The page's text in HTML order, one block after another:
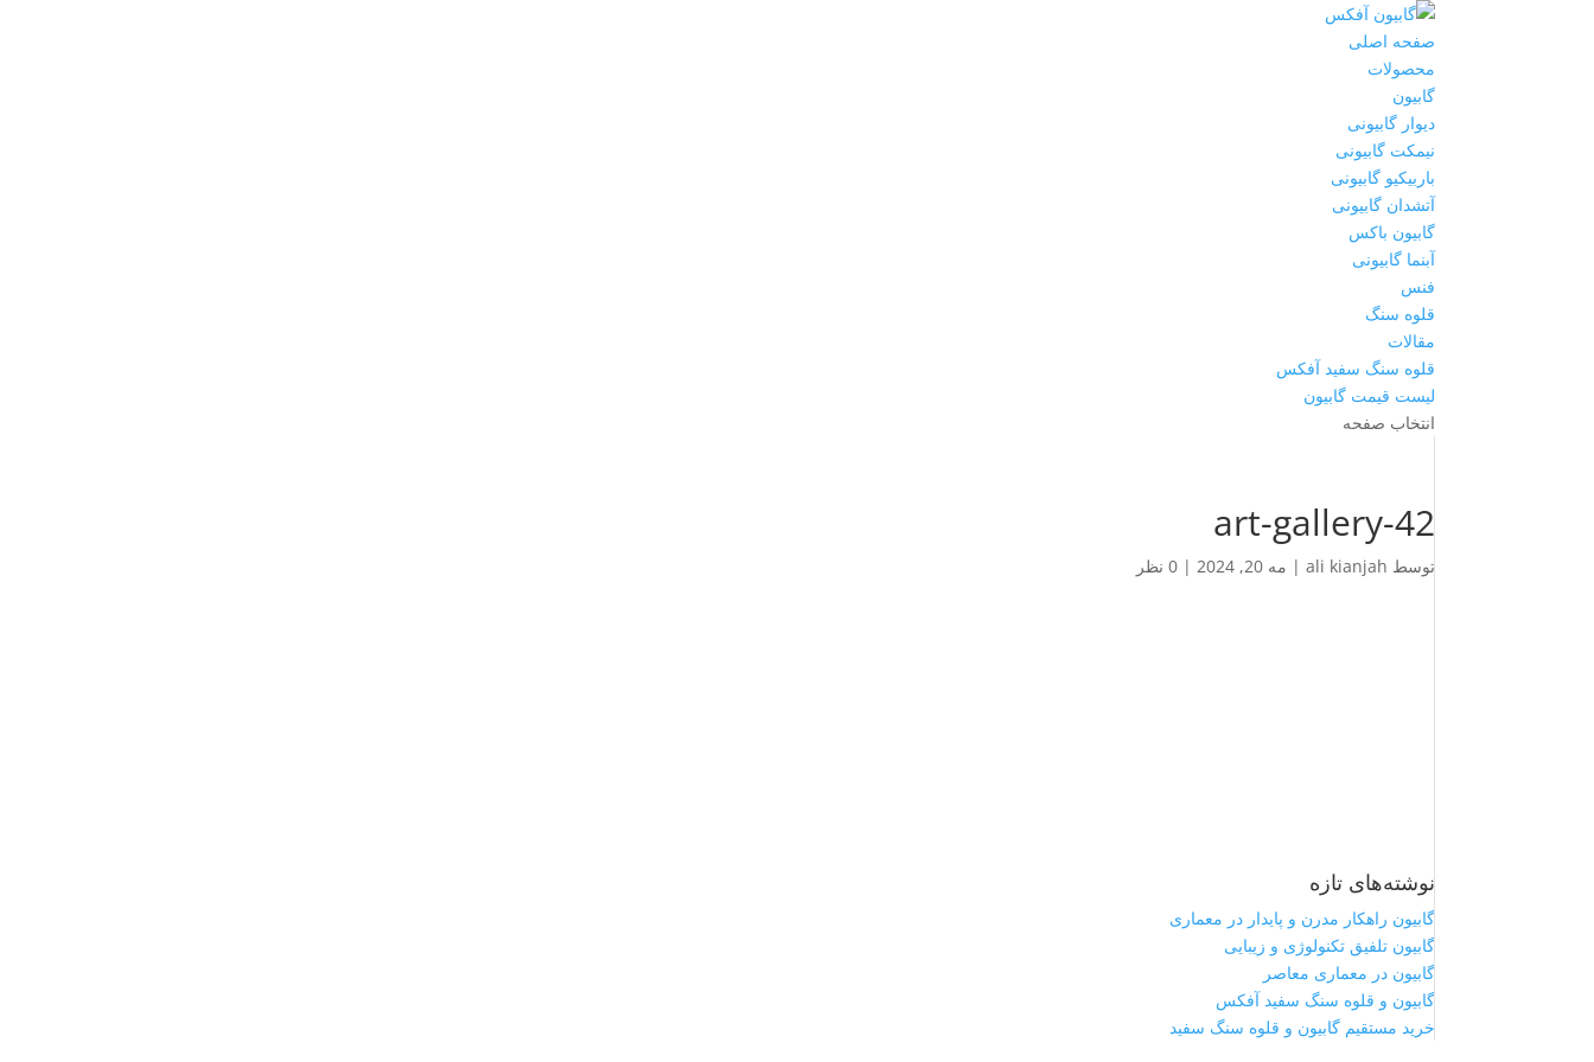
صفحه اصلی
محصولات
گابیون
دیوار گابیونی
نیمکت گابیونی
باربیکیو گابیونی
آتشدان گابیونی
گابیون باکس
آبنما گابیونی
فنس
قلوه سنگ
مقالات
قلوه سنگ سفید آفکس
لیست قیمت گابیون
انتخاب صفحه
art-gallery-42
توسط ali kianjah
| مه 20, 2024 |0 نظر
نوشته‌های تازه
گابیون راهکار مدرن و پایدار در معماری
گابیون تلفیق تکنولوژی و زیبایی
گابیون در معماری معاصر
گابیون و قلوه سنگ سفید آفکس
خرید مستقیم گابیون و قلوه سنگ سفید